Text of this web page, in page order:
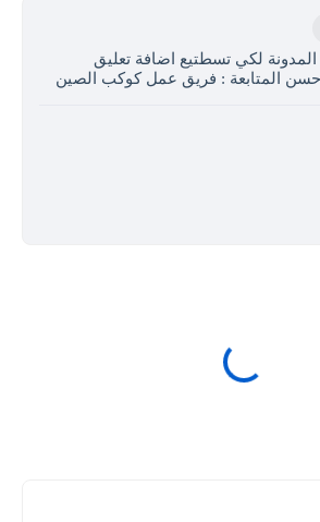
لكي تسطتيع اضافة تعليق
المتابعة : فريق عمل كوكب الصين